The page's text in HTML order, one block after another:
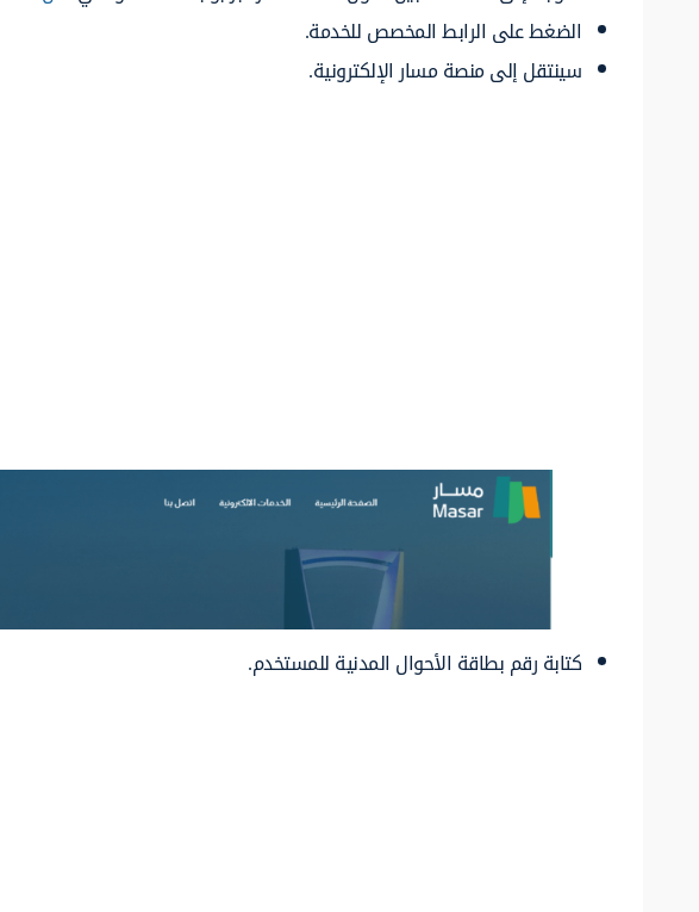
الضغط على الرابط المخصص للخدمة.
سينتقل إلى منصة مسار الإلكترونية.
كتابة رقم بطاقة الأحوال المدنية للمستخدم.